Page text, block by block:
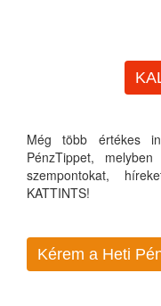
Még több értékes
PénzTippet,
szempontokat,
KATTINTS!
Kérem a Heti